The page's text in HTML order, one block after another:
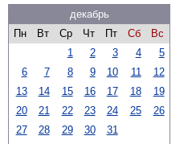
декабрь
Пн
Вт Ср Чт Пт Сб
Вс
1
2 3 4
5
6
7 8 9 10 11
12
13
14 15 16 17 18
19
20
21 22 23 24 25
26
27
28 29 30 31